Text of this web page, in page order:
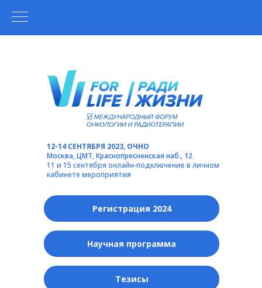
12-14 СЕНТЯБРЯ 2023, ОЧНО
Москва, ЦМТ, Краснопресненская наб., 12
11 и 15 сентября онлайн-подключение в личном
кабинете мероприятия
Регистрация 2024
Тезисы
Научная программа